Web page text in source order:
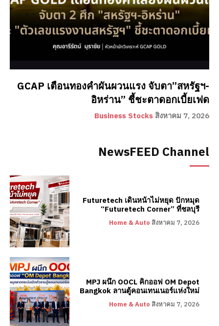
GCAP เตือนทองคำผันผวนแรง จับตา”สหรัฐฯ-
อิหร่าน” ชี้ชะตาดอกเบี้ยเฟด
Business Stocks สิงหาคม 7, 2026
NewsFEED Channel
Futuretech เดินหน้าไม่หยุด ปักหมุด
“Futuretech Corner” ที่ชลบุรี
Home & Auto สิงหาคม 7, 2026
MPJ ผนึก OOCL คิกออฟ OM Depot
Bangkok ลานตู้คอนเทนเนอร์แห่งใหม่
Home & Auto สิงหาคม 7, 2026